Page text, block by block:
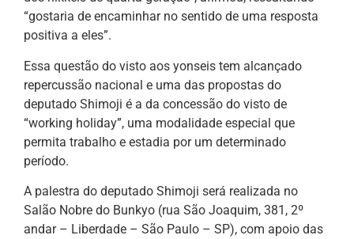
“gostaria de encaminhar no sentido de uma resposta
positiva a eles”.
Essa questão do visto aos yonseis tem alcançado
repercussão nacional e uma das propostas do
deputado Shimoji é a da concessão do visto de
“working holiday”, uma modalidade especial que
permita trabalho e estadia por um determinado
período.
A palestra do deputado Shimoji será realizada no
Salão Nobre do Bunkyo (rua São Joaquim, 381, 2º
andar – Liberdade – São Paulo – SP), com apoio das